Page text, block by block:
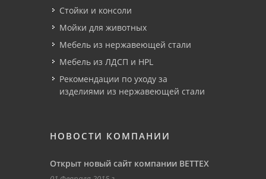
Стойки и консоли
Мойки для животных
Мебель из нержавеющей стали
Мебель из ЛДСП и HPL
Рекомендации по уходу за
изделиями из нержавеющей стали
НОВОСТИ КОМПАНИИ
Открыт новый сайт компании ВЕТТЕХ